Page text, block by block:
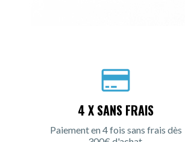
4 X SANS FRAIS
Paiement en 4 fois sans frais dès